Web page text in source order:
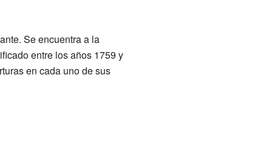
Se encuentra a la
entre los años 1759 y
en cada uno de sus